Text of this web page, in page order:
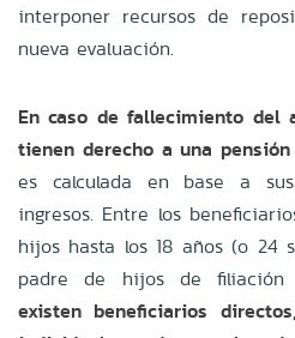
interponer recursos de
nueva evaluación.
En caso de fallecimiento del
tienen derecho a una
es calculada en base a
ingresos. Entre los
hijos hasta los 18 años (o
padre de hijos de filiación
existen beneficiarios